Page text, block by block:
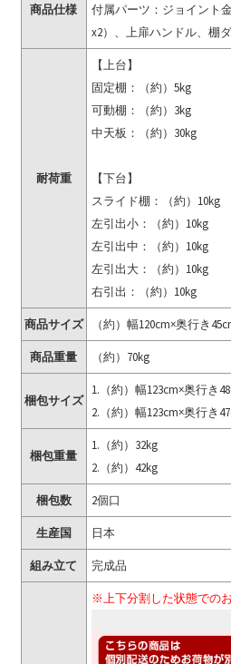
商品仕様
付属パーツ：ジョイント
x2）、上扉ハンドル、棚
耐荷重
【上台】
固定棚：（約）5kg
可動棚：（約）3kg
中天板：（約）30kg
【下台】
スライド棚：（約）10kg
左引出小：（約）10kg
左引出中：（約）10kg
左引出大：（約）10kg
右引出：（約）10kg
商品サイズ （約）幅120cm×奥行き
商品重量 （約）70kg
梱包サイズ
1.（約）幅123cm×奥行き
2.（約）幅123cm×奥行き
梱包重量
1.（約）32kg
2.（約）42kg
梱包数 2個口
生産国 日本
組み立て 完成品
※上下分割した状態での